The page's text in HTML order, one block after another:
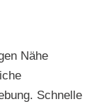
Nähe
Schnelle